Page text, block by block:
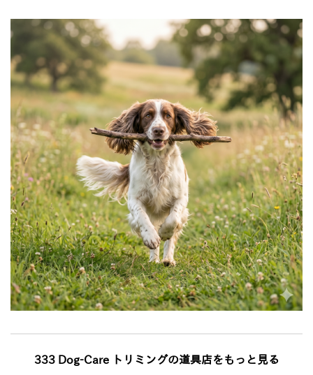
333 Dog-Care トリミングの道具店をもっと見る